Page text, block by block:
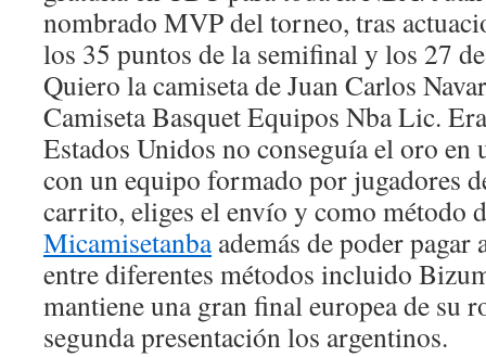
nombrado MVP del torneo, tras
los 35 puntos de la semifinal y los 27
Quiero la camiseta de Juan Carlos
Camiseta Basquet Equipos Nba Lic.
Estados Unidos no conseguía el oro en
con un equipo formado por jugadores
carrito, eliges el envío y como método
Micamisetanbaademás de poder pagar
entre diferentes métodos incluido
mantiene una gran final europea de su
segunda presentación los argentinos.